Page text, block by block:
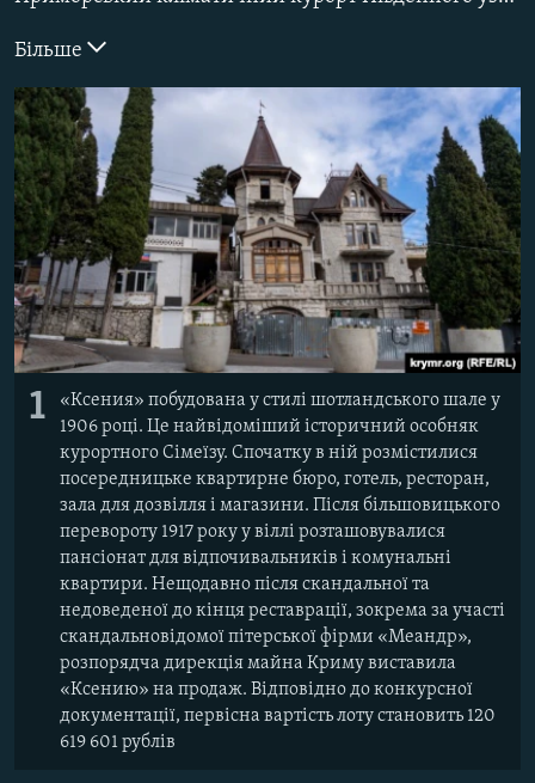
УКРАЇНСЬКА ПРОБЛЕМА КРИМУ
ІНФОГРАФІКА
Русский
Qırımtatar
ДОЛУЧАЙСЯ!
Усі сайти RFE/RL
Більше
1
«Ксения» побудована у стилі шотландського шале у
1906 році. Це найвідоміший історичний особняк
курортного Сімеїзу. Спочатку в ній розмістилися
посередницьке квартирне бюро, готель, ресторан,
зала для дозвілля і магазини. Після більшовицького
перевороту 1917 року у віллі розташовувалися
пансіонат для відпочивальників і комунальні
квартири. Нещодавно після скандальної та
недоведеної до кінця реставрації, зокрема за участі
скандальновідомої пітерської фірми «Меандр»,
розпорядча дирекція майна Криму виставила
«Ксению» на продаж. Відповідно до конкурсної
документації, первісна вартість лоту становить 120
619 601 рублів